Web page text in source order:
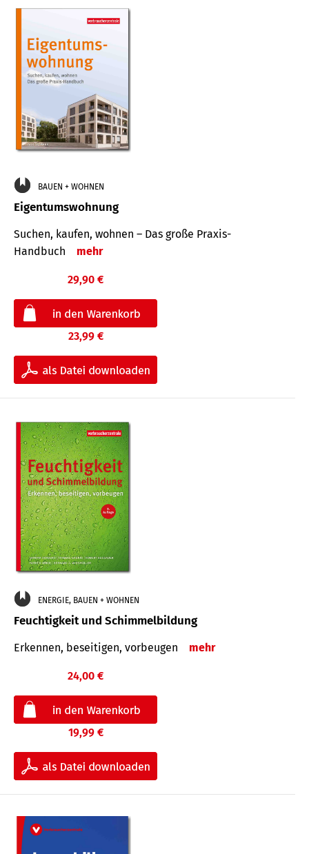
BAUEN + WOHNEN
Eigentumswohnung
Suchen, kaufen, wohnen – Das große Praxis-
Handbuch
mehr
29,90 €
23,99 €
ENERGIE, BAUEN + WOHNEN
Feuchtigkeit und Schimmelbildung
Erkennen, beseitigen, vorbeugen mehr
24,00 €
19,99 €